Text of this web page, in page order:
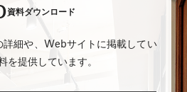
資料ダウンロード
細や、Webサイトに掲載してい
を提供しています。